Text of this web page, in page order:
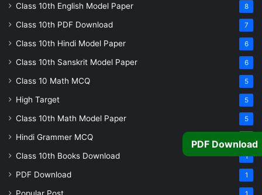
Class 10th English Model Paper 8
Class 10th PDF Download 7
Class 10th Hindi Model Paper 6
Class 10th Sanskrit Model Paper 6
Class 10 Math MCQ 5
High Target 5
Class 10th Math Model Paper 5
Hindi Grammer MCQ
Class 10th Books Download 1
PDF Download 1
Popular Post
PDF Download